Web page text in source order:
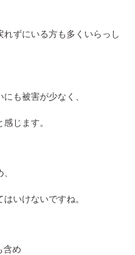
ずにいる方も多くいらっし
も被害が少なく、
じます。
いけないですね。
含め